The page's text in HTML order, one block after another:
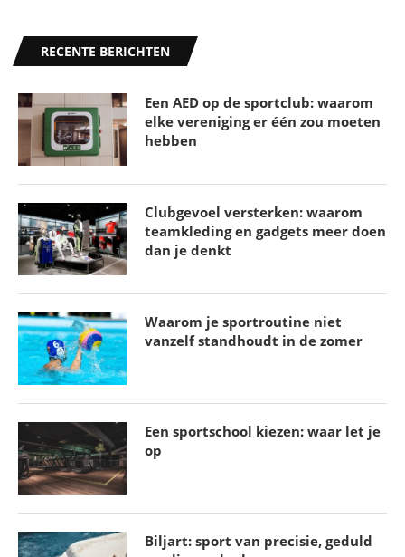
RECENTE BERICHTEN
Een AED op de sportclub: waarom
elke vereniging er één zou moeten
hebben
Clubgevoel versterken: waarom
teamkleding en gadgets meer doen
dan je denkt
Waarom je sportroutine niet
vanzelf standhoudt in de zomer
Een sportschool kiezen: waar let je
op
Biljart: sport van precisie, geduld